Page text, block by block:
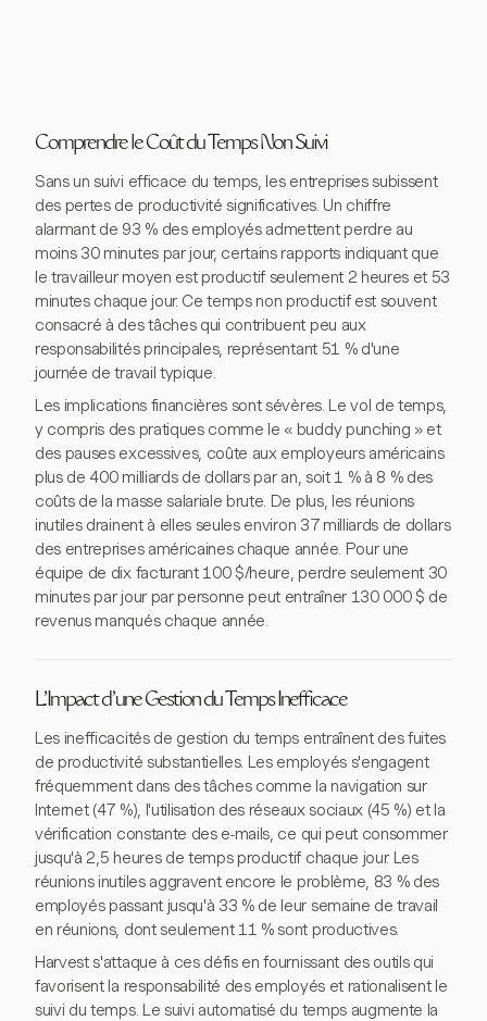
Comprendre le Coût du Temps Non Suivi
Sans un suivi efficace du temps, les entreprises subissent
des pertes de productivité significatives. Un chiffre
alarmant de 93 % des employés admettent perdre au
moins 30 minutes par jour, certains rapports indiquant que
le travailleur moyen est productif seulement 2 heures et 53
minutes chaque jour. Ce temps non productif est souvent
consacré à des tâches qui contribuent peu aux
responsabilités principales, représentant 51 % d'une
journée de travail typique.
Les implications financières sont sévères. Le vol de temps,
y compris des pratiques comme le « buddy punching » et
des pauses excessives, coûte aux employeurs américains
plus de 400 milliards de dollars par an, soit 1 % à 8 % des
coûts de la masse salariale brute. De plus, les réunions
inutiles drainent à elles seules environ 37 milliards de dollars
des entreprises américaines chaque année. Pour une
équipe de dix facturant 100 $/heure, perdre seulement 30
minutes par jour par personne peut entraîner 130 000 $ de
revenus manqués chaque année.
L'Impact d'une Gestion du Temps Inefficace
Les inefficacités de gestion du temps entraînent des fuites
de productivité substantielles. Les employés s'engagent
fréquemment dans des tâches comme la navigation sur
Internet (47 %), l'utilisation des réseaux sociaux (45 %) et la
vérification constante des e-mails, ce qui peut consommer
jusqu'à 2,5 heures de temps productif chaque jour. Les
réunions inutiles aggravent encore le problème, 83 % des
employés passant jusqu'à 33 % de leur semaine de travail
en réunions, dont seulement 11 % sont productives.
Harvest s'attaque à ces défis en fournissant des outils qui
favorisent la responsabilité des employés et rationalisent le
suivi du temps. Le suivi automatisé du temps augmente la